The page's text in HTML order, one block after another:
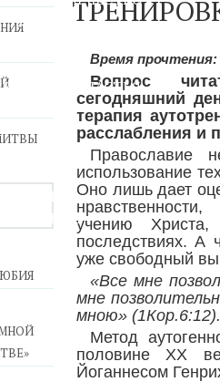
СЧАСТЬЯ
Время прочтения:
Вопрос
сегодняшний
терапия
расслабления и
Православие
использование
Оно лишь дает
учению
последствиях. А
уже свободный
«Все мне
мне
мною» (1Кор.6:12).
Метод
половине XX
Йоганнесом